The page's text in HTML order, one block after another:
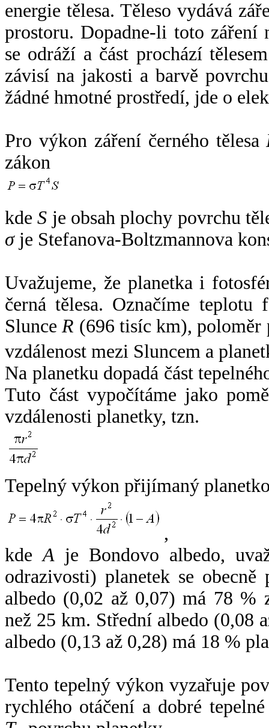
energie tělesa. Těleso vydává
prostoru. Dopadne-li toto záření
se odráží a část prochází
závisí na jakosti a barvě
žádné hmotné prostředí, jde o
Pro výkon záření černého tělesa
zákon
kdeS je obsah plochy povrchu
σje Stefanova-Boltzmannova
Uvažujeme, že planetka i
černá tělesa. Označíme
SlunceR (696 tisíc km),
vzdálenost mezi Sluncem a
Na planetku dopadá část
Tuto část vypočítáme jako
vzdálenosti planetky, tzn.
Tepelný výkon přijímaný
,
kdeA je Bondovo albedo,
odrazivosti) planetek se
albedo (0,02 až 0,07) má 78 %
než 25 km. Střední albedo (0,08
albedo (0,13 až 0,28) má 18 %
Tento tepelný výkon vyzařuje
rychlého otáčení a dobré